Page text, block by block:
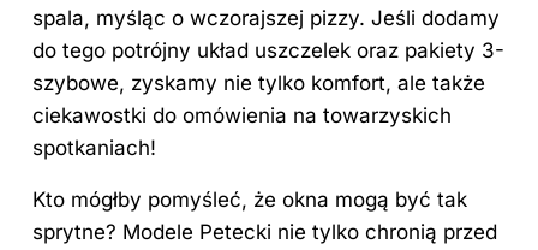
spala, myśląc o wczorajszej pizzy. Jeśli dodamy
do tego potrójny układ uszczelek oraz pakiety 3-
szybowe, zyskamy nie tylko komfort, ale także
ciekawostki do omówienia na towarzyskich
spotkaniach!
Kto mógłby pomyśleć, że okna mogą być tak
sprytne? Modele Petecki nie tylko chronią przed